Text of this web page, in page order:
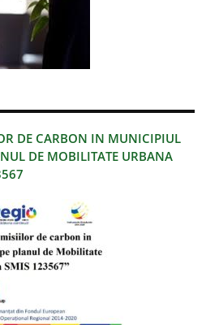
DE CARBON IN MUNICIPIUL
DE MOBILITATE URBANA